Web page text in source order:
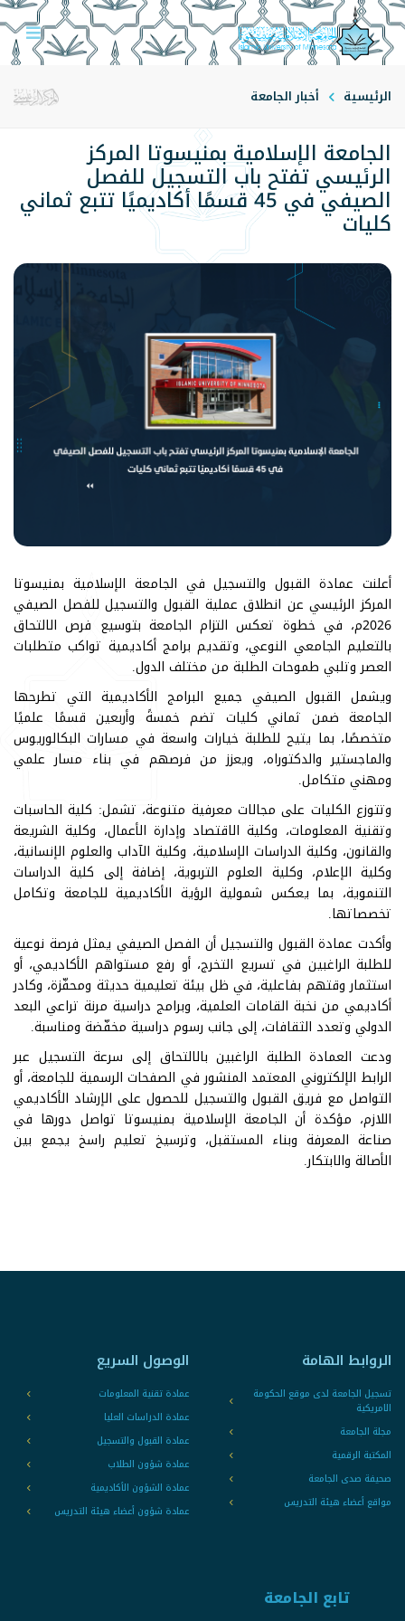
الرئيسية أخبار الجامعة
الجامعة الإسلامية بمنيسوتا المركز
الرئيسي تفتح باب التسجيل للفصل
الصيفي في 45 قسمًا أكاديميًا تتبع ثماني
كليات
أعلنت عمادة القبول والتسجيل في الجامعة الإسلامية بمنيسوتا
المركز الرئيسي عن انطلاق عملية القبول والتسجيل للفصل الصيفي
2026م، في خطوة تعكس التزام الجامعة بتوسيع فرص الالتحاق
بالتعليم الجامعي النوعي، وتقديم برامج أكاديمية تواكب متطلبات
العصر وتلبي طموحات الطلبة من مختلف الدول.
ويشمل القبول الصيفي جميع البرامج الأكاديمية التي تطرحها
الجامعة ضمن ثماني كليات تضم خمسةً وأربعين قسمًا علميًا
متخصصًا، بما يتيح للطلبة خيارات واسعة في مسارات البكالوريوس
والماجستير والدكتوراه، ويعزز من فرصهم في بناء مسار علمي
ومهني متكامل.
وتتوزع الكليات على مجالات معرفية متنوعة، تشمل: كلية الحاسبات
وتقنية المعلومات، وكلية الاقتصاد وإدارة الأعمال، وكلية الشريعة
والقانون، وكلية الدراسات الإسلامية، وكلية الآداب والعلوم الإنسانية،
وكلية الإعلام، وكلية العلوم التربوية، إضافة إلى كلية الدراسات
التنموية، بما يعكس شمولية الرؤية الأكاديمية للجامعة وتكامل
تخصصاتها.
وأكدت عمادة القبول والتسجيل أن الفصل الصيفي يمثل فرصة نوعية
للطلبة الراغبين في تسريع التخرج، أو رفع مستواهم الأكاديمي، أو
استثمار وقتهم بفاعلية، في ظل بيئة تعليمية حديثة ومحفّزة، وكادر
أكاديمي من نخبة القامات العلمية، وبرامج دراسية مرنة تراعي البعد
الدولي وتعدد الثقافات، إلى جانب رسوم دراسية مخفّضة ومناسبة.
ودعت العمادة الطلبة الراغبين بالالتحاق إلى سرعة التسجيل عبر
الرابط الإلكتروني المعتمد المنشور في الصفحات الرسمية للجامعة، أو
التواصل مع فريق القبول والتسجيل للحصول على الإرشاد الأكاديمي
اللازم، مؤكدة أن الجامعة الإسلامية بمنيسوتا تواصل دورها في
صناعة المعرفة وبناء المستقبل، وترسيخ تعليم راسخ يجمع بين
الأصالة والابتكار.
الروابط الهامة
تسجيل الجامعة لدى موقع الحكومة
الامريكية
مجلة الجامعة
المكتبة الرقمية
صحيفة صدى الجامعة
مواقع أعضاء هيئة التدريس
الوصول السريع
عمادة تقنية المعلومات
عمادة الدراسات العليا
عمادة القبول والتسجيل
عمادة شؤون الطلاب
عمادة الشؤون الأكاديمية
عمادة شؤون أعضاء هيئة التدريس
تابع الجامعة